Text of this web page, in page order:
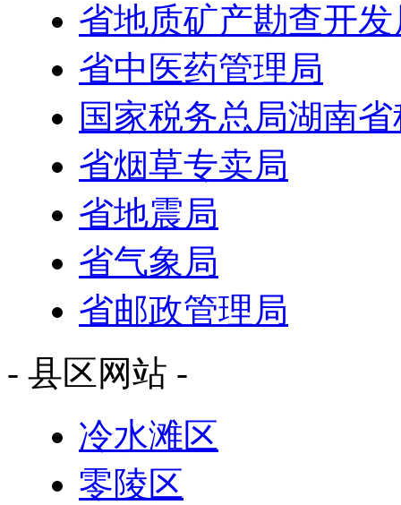
省地质矿产勘查开发
省中医药管理局
国家税务总局湖南
省烟草专卖局
省地震局
省气象局
省邮政管理局
- 县区网站 -
冷水滩区
零陵区